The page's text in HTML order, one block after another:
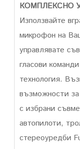
КОМПЛЕКСНО
Използвайте
микрофон на
управлявате
гласови
технология.
възможности
с избрани
автопилоти,
стереоуредби